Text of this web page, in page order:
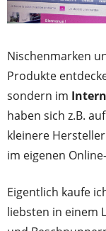
Nischenmarken
Produkte
sondern im
haben sich z.B.
kleinere
im eigenen
Eigentlich kaufe
liebsten in einem